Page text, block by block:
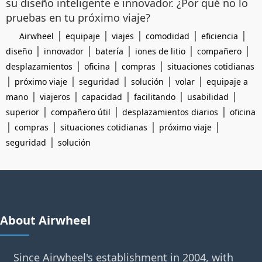
su diseño inteligente e innovador. ¿Por qué no lo
pruebas en tu próximo viaje?
Airwheel | equipaje | viajes | comodidad | eficiencia |
diseño | innovador | batería | iones de litio | compañero |
desplazamientos | oficina | compras | situaciones cotidianas
| próximo viaje | seguridad | solución | volar | equipaje a
mano | viajeros | capacidad | facilitando | usabilidad |
superior | compañero útil | desplazamientos diarios | oficina
| compras | situaciones cotidianas | próximo viaje |
seguridad | solución
About Airwheel
Since Airwheel's establishment in 2004, with